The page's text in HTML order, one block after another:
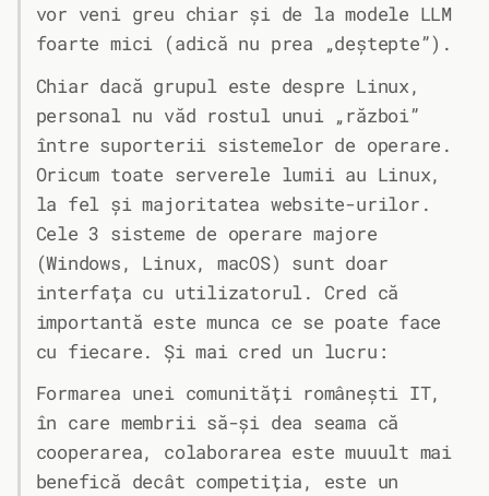
vor veni greu chiar și de la modele LLM
foarte mici (adică nu prea „deștepte”).
Chiar dacă grupul este despre Linux,
personal nu văd rostul unui „război”
între suporterii sistemelor de operare.
Oricum toate serverele lumii au Linux,
la fel și majoritatea website-urilor.
Cele 3 sisteme de operare majore
(Windows, Linux, macOS) sunt doar
interfața cu utilizatorul. Cred că
importantă este munca ce se poate face
cu fiecare. Și mai cred un lucru:
Formarea unei comunități românești IT,
în care membrii să-și dea seama că
cooperarea, colaborarea este muuult mai
benefică decât competiția, este un